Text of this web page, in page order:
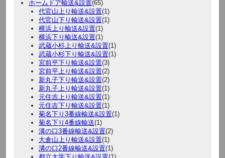
ホームドア輸送&設置(65)
代官山上り輸送&設置(1)
代官山下り輸送&設置(1)
横浜上り輸送&設置(1)
横浜下り輸送&設置(1)
武蔵小杉上り輸送&設置(1)
武蔵小杉下り輸送&設置(1)
宮前平下り輸送&設置(3)
宮前平上り輸送&設置(2)
新丸子下り輸送&設置(2)
新丸子上り輸送&設置(1)
元住吉上り輸送&設置(1)
元住吉下り輸送&設置(1)
菊名下り3番線輸送&設置(1)
菊名下り4番線輸送(1)
溝の口3番線輸送&設置(2)
大倉山上り輸送&設置(1)
溝の口2番線輸送&設置(1)